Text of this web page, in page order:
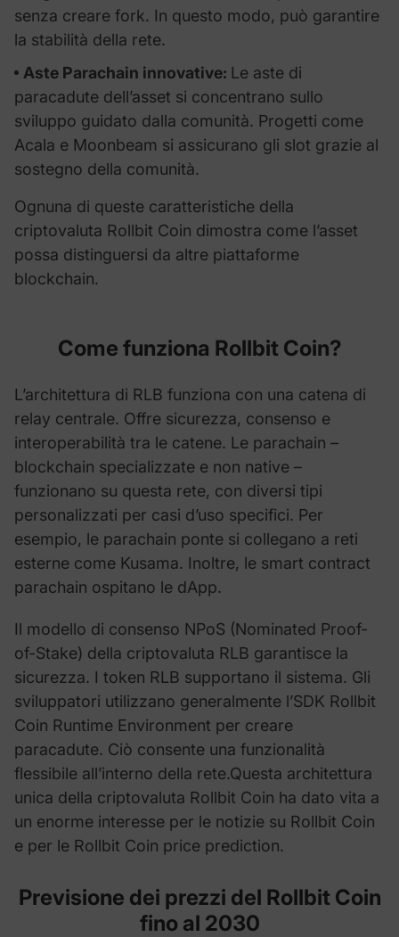
senza creare fork. In questo modo, può garantire
la stabilità della rete.
Aste Parachain innovative: Le aste di
paracadute dell’asset si concentrano sullo
sviluppo guidato dalla comunità. Progetti come
Acala e Moonbeam si assicurano gli slot grazie al
sostegno della comunità.
Ognuna di queste caratteristiche della
criptovaluta Rollbit Coin dimostra come l’asset
possa distinguersi da altre piattaforme
blockchain.
Come funziona Rollbit Coin?
L’architettura di RLB funziona con una catena di
relay centrale. Offre sicurezza, consenso e
interoperabilità tra le catene. Le parachain –
blockchain specializzate e non native –
funzionano su questa rete, con diversi tipi
personalizzati per casi d’uso specifici. Per
esempio, le parachain ponte si collegano a reti
esterne come Kusama. Inoltre, le smart contract
parachain ospitano le dApp.
Il modello di consenso NPoS (Nominated Proof-
of-Stake) della criptovaluta RLB garantisce la
sicurezza. I token RLB supportano il sistema. Gli
sviluppatori utilizzano generalmente l’SDK Rollbit
Coin Runtime Environment per creare
paracadute. Ciò consente una funzionalità
flessibile all’interno della rete.Questa architettura
unica della criptovaluta Rollbit Coin ha dato vita a
un enorme interesse per le notizie su Rollbit Coin
e per le Rollbit Coin price prediction.
Previsione dei prezzi del Rollbit Coin
fino al 2030